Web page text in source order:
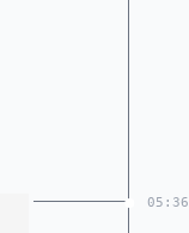
05:36